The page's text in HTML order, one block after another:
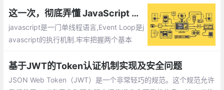
更新的，如果我们需要强制更新，需要如何实现呢？
这一次，彻底弄懂 JavaScript 执行机制
javascript是一门单线程语言,Event Loop是j
avascript的执行机制.牢牢把握两个基本
现成为前端高手的伟大梦想！
基于JWT的Token认证机制实现及安全问题
JSON Web Token（JWT）是一个非常轻巧的规范。这个规范允许